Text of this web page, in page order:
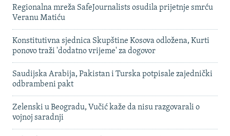
Regionalna mreža SafeJournalists osudila prijetnje smrću
Veranu Matiću
Konstitutivna sjednica Skupštine Kosova odložena, Kurti
ponovo traži 'dodatno vrijeme' za dogovor
Saudijska Arabija, Pakistan i Turska potpisale zajednički
odbrambeni pakt
Zelenski u Beogradu, Vučić kaže da nisu razgovarali o
vojnoj saradnji